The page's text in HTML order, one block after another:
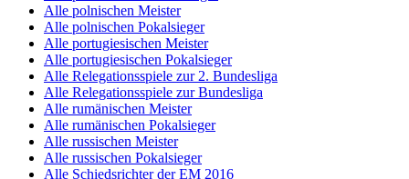
Alle polnischen Meister
Alle polnischen Pokalsieger
Alle portugiesischen Meister
Alle portugiesischen Pokalsieger
Alle Relegationsspiele zur 2. Bundesliga
Alle Relegationsspiele zur Bundesliga
Alle rumänischen Meister
Alle rumänischen Pokalsieger
Alle russischen Meister
Alle russischen Pokalsieger
Alle Schiedsrichter der EM 2016